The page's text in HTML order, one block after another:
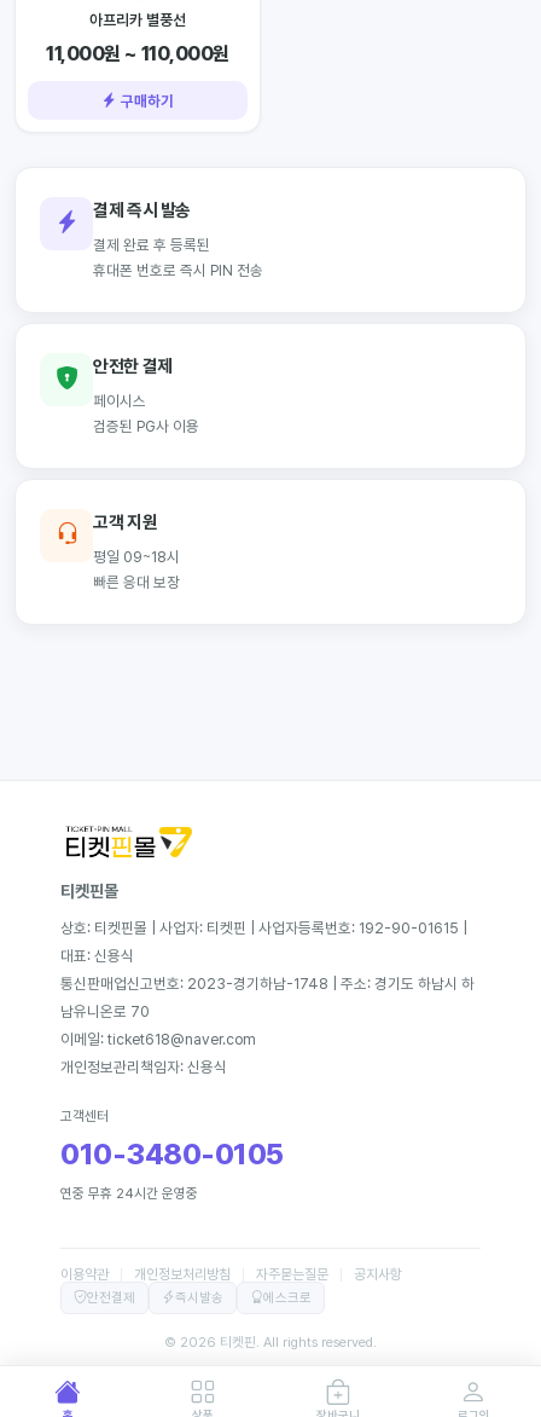
아프리카 별풍선
11,000원 ~ 110,000원
구매하기
결제 즉시 발송
결제 완료 후 등록된
휴대폰 번호로 즉시 PIN 전송
안전한 결제
페이시스
검증된 PG사 이용
고객 지원
평일 09~18시
빠른 응대 보장
티켓핀몰
상호: 티켓핀몰 | 사업자: 티켓핀 | 사업자등록번호: 192-90-01615 |
대표: 신용식
통신판매업신고번호: 2023-경기하남-1748 | 주소: 경기도 하남시 하
남유니온로 70
이메일: ticket618@naver.com
개인정보관리책임자: 신용식
고객센터
010-3480-0105
연중 무휴 24시간 운영중
이용약관 개인정보처리방침 자주묻는질문
공지사항
안전결제
즉시발송 에스크로
© 2026 티켓핀. All rights reserved.